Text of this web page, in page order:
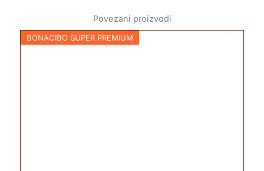
Povezani proizvodi
BONACIBO SUPER PREMIUM